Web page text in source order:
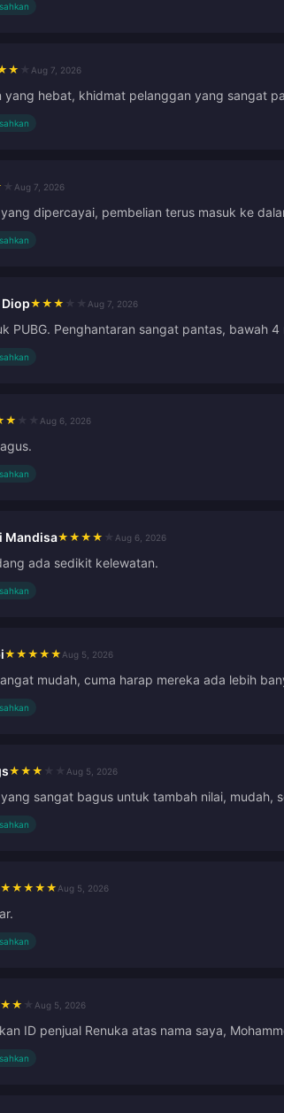
★ Aug 7, 2026
yang hebat, khidmat pelanggan yang sangat
Aug 7, 2026
dipercayai, pembelian terus masuk ke
★ ★ ★ Aug 7, 2026
PUBG. Penghantaran sangat pantas, bawah
★ Aug 6, 2026
Mandisa★ ★ ★ ★ Aug 6, 2026
ada sedikit kelewatan.
★ ★ ★ ★ ★ Aug 5, 2026
mudah, cuma harap mereka ada lebih
★ ★ ★ Aug 5, 2026
sangat bagus untuk tambah nilai, mudah,
★ ★ ★ ★ ★ Aug 5, 2026
★ ★ Aug 5, 2026
ID penjual Renuka atas nama saya,